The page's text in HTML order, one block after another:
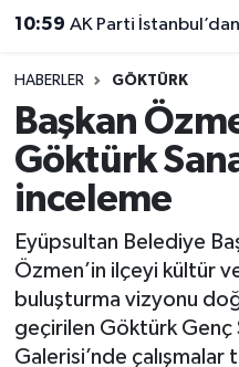
10:59 AK Parti İstanbul’dan “AK
HABERLER GÖKTÜRK
Başkan
Göktürk
inceleme
Eyüpsultan Belediye
Özmen’in ilçeyi kültür
buluşturma vizyonu
geçirilen Göktürk Genç
Galerisi’nde çalışmalar
DERGİ
DÜNYA
EĞİTİM
EKONOMİ
GÖKTÜRK
GÜNDEM
KEMERBURGAZ
Süper Lig Puan
Tüm Manşetler
Son Dakika
Haber Arşivi